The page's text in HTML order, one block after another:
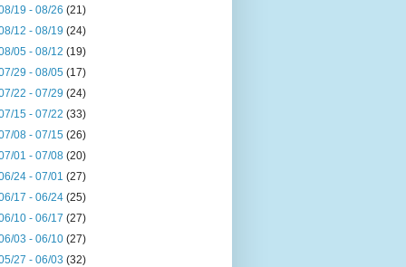
19 - 08/26(21)
12 - 08/19(24)
05 - 08/12(19)
29 - 08/05(17)
22 - 07/29(24)
15 - 07/22(33)
08 - 07/15(26)
01 - 07/08(20)
24 - 07/01(27)
17 - 06/24(25)
10 - 06/17(27)
03 - 06/10(27)
27 - 06/03(32)